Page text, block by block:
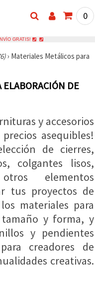
0
GRATIS!
› Materiales Metálicos para
ELABORACIÓN DE
y accesorios
asequibles!
de cierres,
colgantes lisos,
elementos
tus proyectos de
materiales para
y forma, y
y pendientes
creadores de
creativas.